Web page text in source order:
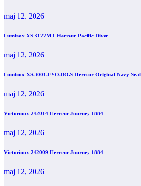
maj 12, 2026
Luminox XS.3122M.1 Herreur Pacific Diver
maj 12, 2026
Luminox XS.3001.EVO.BO.S Herreur Original Navy Seal
maj 12, 2026
Victorinox 242014 Herreur Journey 1884
maj 12, 2026
Victorinox 242009 Herreur Journey 1884
maj 12, 2026